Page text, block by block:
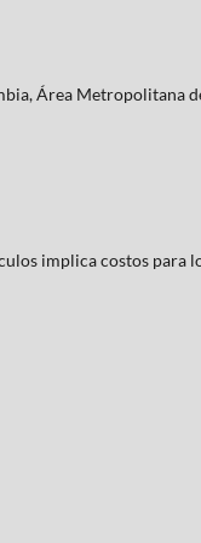
Área Metropolitana
implica costos para